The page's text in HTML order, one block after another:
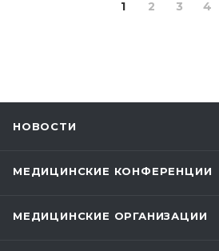
1 2 3 4
НОВОСТИ
МЕДИЦИНСКИЕ КОНФЕРЕНЦИИ
МЕДИЦИНСКИЕ ОРГАНИЗАЦИИ